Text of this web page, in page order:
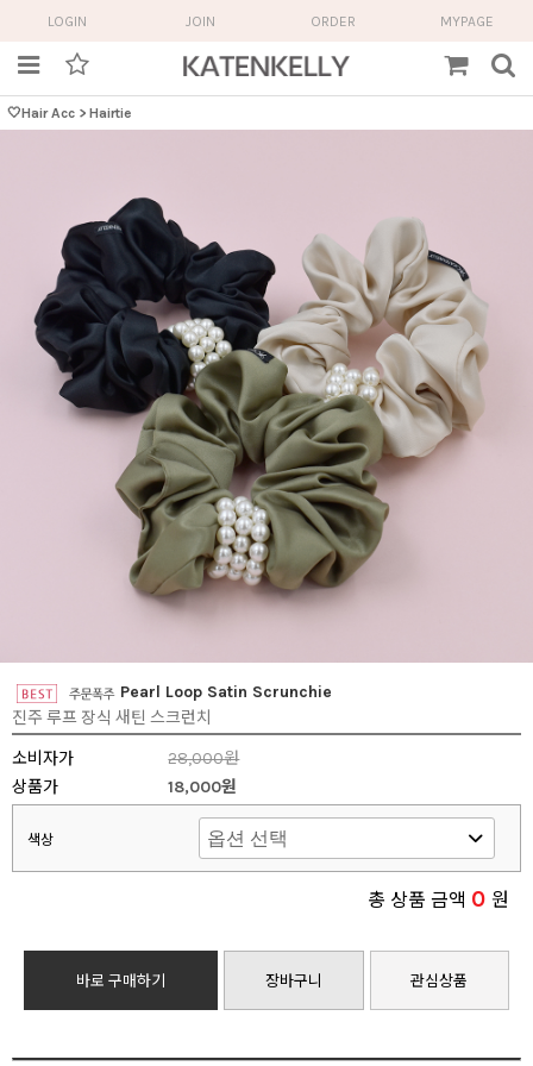
LOGIN JOIN ORDER MYPAGE
🤍Hair Acc > Hairtie
Pearl Loop Satin Scrunchie
진주 루프 장식 새틴 스크런치
소비자가
28,000원
상품가
18,000원
색상
총 상품 금액 0 원
바로 구매하기 장바구니 관심상품